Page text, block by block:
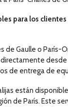
para los
de Gaulle o París-
desde
de entrega de
están
de París. Este